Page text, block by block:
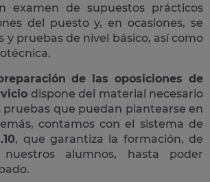
examen de supuestos prácticos
del puesto y, en ocasiones, se
y pruebas de nivel básico, así como
de las oposiciones de
dispone del material necesario
pruebas que puedan plantearse en
contamos con el sistema de
, que garantiza la formación, de
alumnos, hasta poder